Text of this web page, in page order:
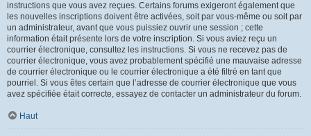
instructions que vous avez reçues. Certains forums exigeront également que
les nouvelles inscriptions doivent être activées, soit par vous-même ou soit par
un administrateur, avant que vous puissiez ouvrir une session ; cette
information était présente lors de votre inscription. Si vous aviez reçu un
courrier électronique, consultez les instructions. Si vous ne recevez pas de
courrier électronique, vous avez probablement spécifié une mauvaise adresse
de courrier électronique ou le courrier électronique a été filtré en tant que
pourriel. Si vous êtes certain que l’adresse de courrier électronique que vous
avez spécifiée était correcte, essayez de contacter un administrateur du forum.
Haut